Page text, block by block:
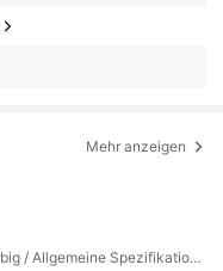
Mehr anzeigen
Farbe: Verschiedenfarbig / Allgemeine Spezifikation: 2pcs